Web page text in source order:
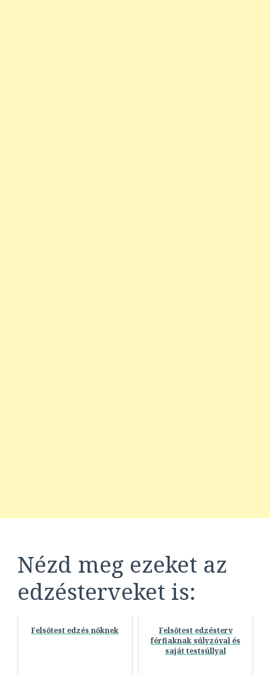
Nézd meg ezeket az
edzésterveket is:
Felsőtest edzés nőknek
Felsőtest edzésterv
férfiaknak súlyzóval és
saját testsúllyal